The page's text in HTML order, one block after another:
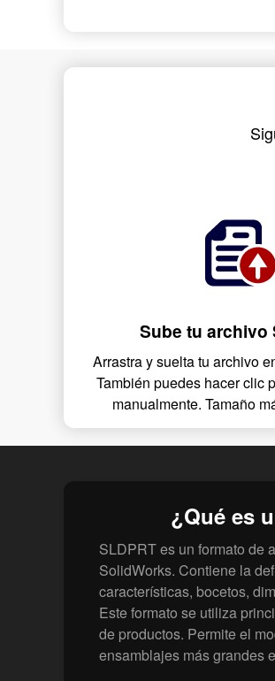
Sube tu archivo
Arrastra y suelta tu archivo
También puedes hacer clic
manualmente. Tamaño
¿Qué es
SLDPRT es un formato de
SolidWorks. Contiene la
características, bocetos,
Este formato se utiliza
de productos. Permite el
ensamblajes más grandes